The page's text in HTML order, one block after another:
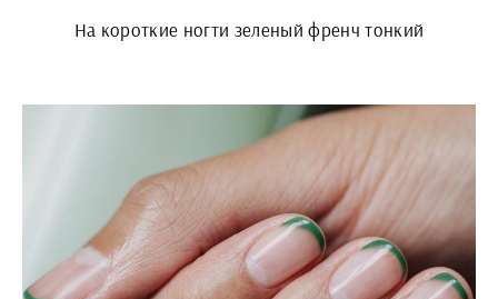
На короткие ногти зеленый френч тонкий